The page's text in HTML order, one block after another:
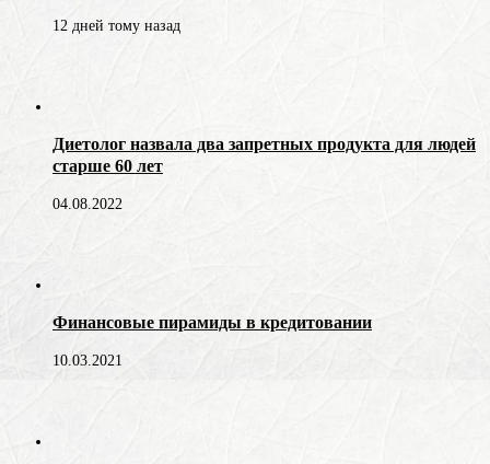
12 дней тому назад
Диетолог назвала два запретных продукта для людей
старше 60 лет
04.08.2022
Финансовые пирамиды в кредитовании
10.03.2021